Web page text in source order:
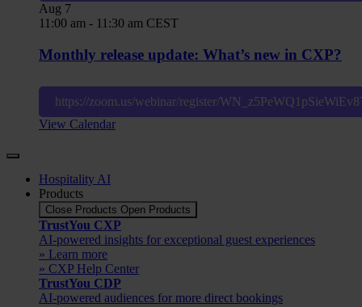
Aug 7
11:00 am - 11:30 am CEST
Monthly release update: What’s new in CXP?
https://zoom.us/webinar/register/
View Calendar
Hospitality AI
Products
Close Products Open Products
TrustYou CXP
AI-powered insights for exceptional guest experiences
» Learn more
» CXP Help Center
TrustYou CDP
AI-powered audiences for more direct bookings